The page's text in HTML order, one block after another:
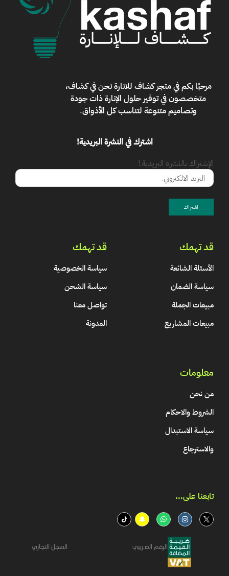
مرحبًا بكم فيمتجر كشاف للانارةنحن في كشاف،
متخصصون في توفير حلول الإنارة ذات جودة
وتصاميم متنوعة لتناسب كل الأذواق.
اشترك في النشرة البريدية!
الإشتراك بالنشرة البريدية.!
قد تهمك
الأسئلة الشائعة
سياسة الضمان
مبيعات الجملة
مبيعات المشاريع
قد تهمك
سياسة الخصوصية
سياسة الشحن
تواصل معنا
المدونة
معلومات
من نحن
الشروط والاحكام
سياسة الاستبدال
والاسترجاع
تابعنا على...​
الرقم الضريبي السجل التجاري